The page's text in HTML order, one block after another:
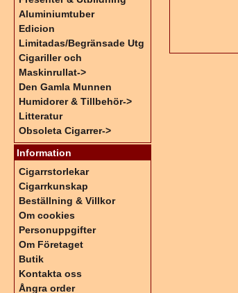
Aluminiumtuber
Edicion
Limitadas/Begränsade Utg
Cigariller och
Maskinrullat->
Den Gamla Munnen
Humidorer & Tillbehör->
Litteratur
Obsoleta Cigarrer->
Information
Cigarrstorlekar
Cigarrkunskap
Beställning & Villkor
Om cookies
Personuppgifter
Om Företaget
Butik
Kontakta oss
Ångra order